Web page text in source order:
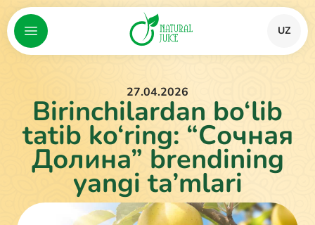
UZ
27.04.2026
Birinchilardan bo‘lib
tatib ko‘ring: “Сочная
Долина” brendining
yangi ta’mlari